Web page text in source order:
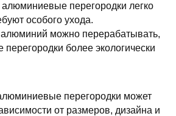
алюминиевые перегородки легко
особого ухода.
алюминий можно перерабатывать,
перегородки более экологически
перегородки может
от размеров, дизайна и